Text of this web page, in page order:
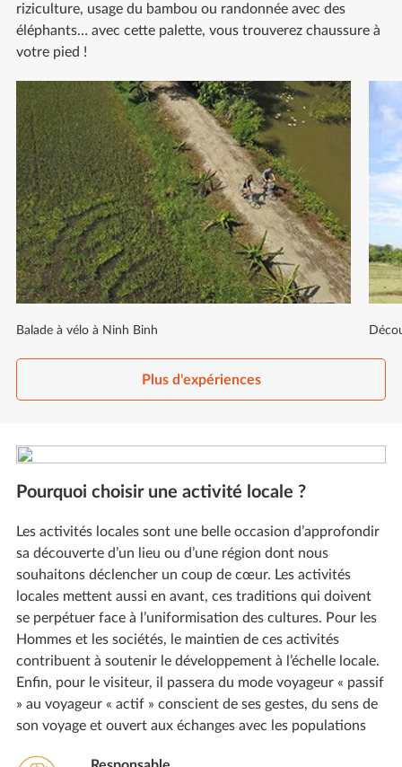
riziculture, usage du bambou ou randonnée avec des
éléphants… avec cette palette, vous trouverez chaussure à
votre pied !
Balade à vélo à Ninh Binh
Plus d'expériences
Pourquoi choisir une activité locale ?
Les activités locales sont une belle occasion d’approfondir
sa découverte d’un lieu ou d’une région dont nous
souhaitons déclencher un coup de cœur. Les activités
locales mettent aussi en avant, ces traditions qui doivent
se perpétuer face à l’uniformisation des cultures. Pour les
Hommes et les sociétés, le maintien de ces activités
contribuent à soutenir le développement à l’échelle locale.
Enfin, pour le visiteur, il passera du mode voyageur « passif
» au voyageur « actif » conscient de ses gestes, du sens de
son voyage et ouvert aux échanges avec les populations